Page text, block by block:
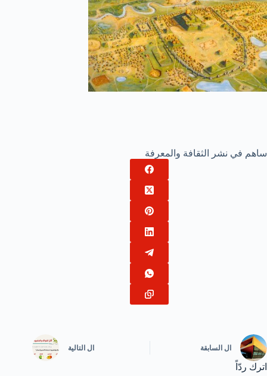
ساهم في نشر الثقافة والمعرفة
ال السابقة ال التالية
اترك ردّاً